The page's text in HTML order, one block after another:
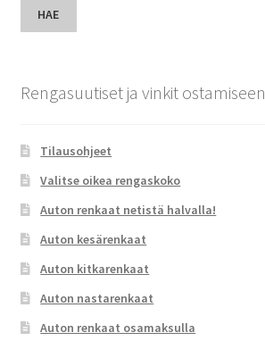
HAE
Rengasuutiset ja vinkit ostamiseen
Tilausohjeet
Valitse oikea rengaskoko
Auton renkaat netistä halvalla!
Auton kesärenkaat
Auton kitkarenkaat
Auton nastarenkaat
Auton renkaat osamaksulla